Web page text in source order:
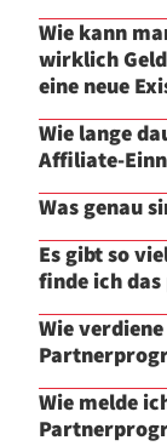
Wie kann
wirklich
eine neue
Wie lange
Affiliate-
Was genau
Es gibt so
finde ich das
Wie
Wie melde